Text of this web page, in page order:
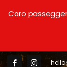
Caro